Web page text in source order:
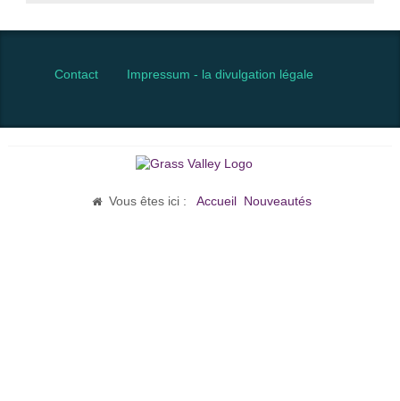
Contact Impressum - la divulgation légale
Vous êtes ici :Accueil Nouveautés